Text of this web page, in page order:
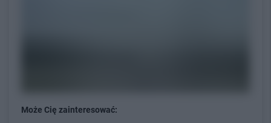
Może Cię zainteresować: